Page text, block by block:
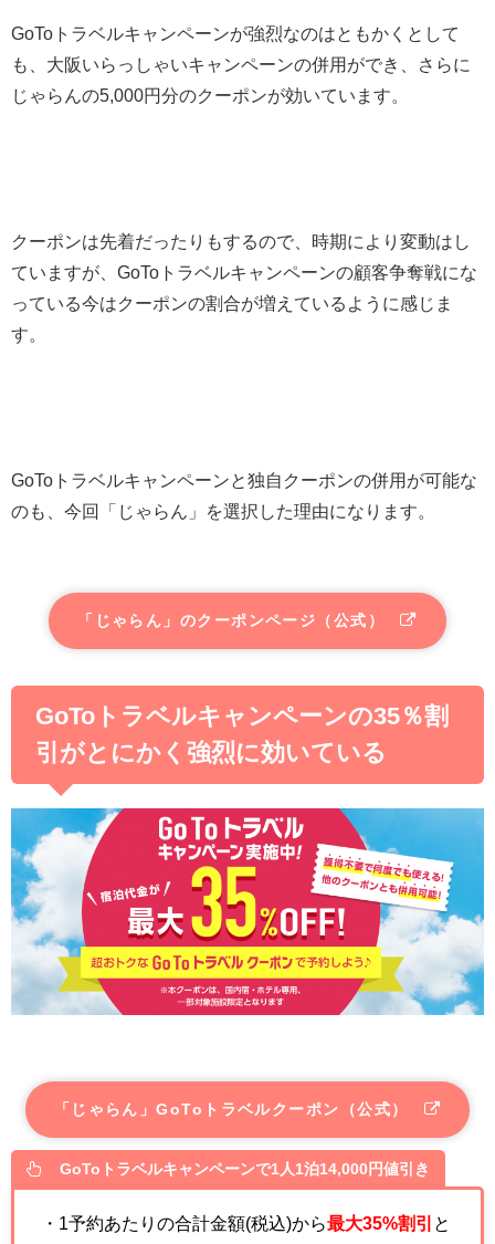
GoToトラベルキャンペーンが強烈なのはともかくとして
も、大阪いらっしゃいキャンペーンの併用ができ、さらに
じゃらんの5,000円分のクーポンが効いています。
クーポンは先着だったりもするので、時期により変動はし
ていますが、GoToトラベルキャンペーンの顧客争奪戦にな
っている今はクーポンの割合が増えているように感じま
す。
GoToトラベルキャンペーンと独自クーポンの併用が可能な
のも、今回「じゃらん」を選択した理由になります。
「じゃらん」のクーポンページ（公式）
GoToトラベルキャンペーンの35％割
引がとにかく強烈に効いている
「じゃらん」GoToトラベルクーポン（公式）
GoToトラベルキャンペーンで1人1泊14,000円値引き
・1予約あたりの合計金額(税込)から最大35%割引
と